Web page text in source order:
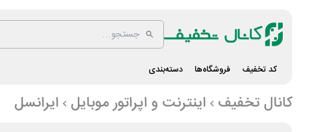
کد تخفیف فروشگاه‌ها دسته‌بندی
کانال تخفیف اینترنت و اپراتور موبایل ایرانسل